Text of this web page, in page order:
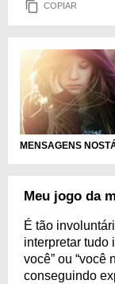
COPIAR
MENSAGENS
Meu jogo da
É tão
interpretar tudo
você” ou “você
conseguindo